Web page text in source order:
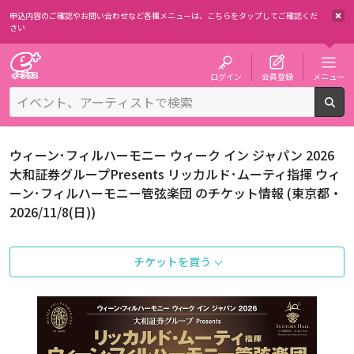
申込内容のご確認やお問い合わせなど各種メニューは、 こちらをタップしてご確認くだ
さい
ログイン 会員登録 メニュー
ウィーン･フィルハーモニー ウィーク イン ジャパン 2026
大和証券グループPresents リッカルド･ムーティ指揮 ウィ
ーン･フィルハーモニー管弦楽団 のチケット情報 (東京都・
2026/11/8(日))
チケットを買う